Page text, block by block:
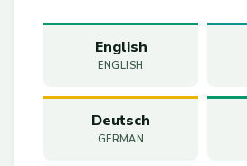
English
ENGLISH
Deutsch
GERMAN